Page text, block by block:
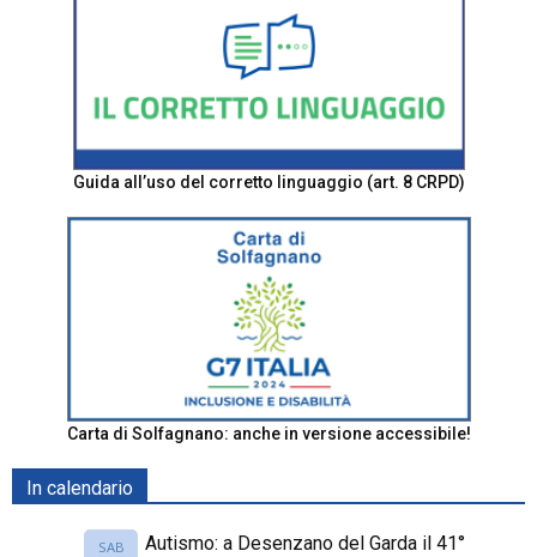
Guida all’uso del corretto linguaggio (art. 8 CRPD)
Carta di Solfagnano: anche in versione accessibile!
In calendario
SAB
Autismo: a Desenzano del Garda il 41°